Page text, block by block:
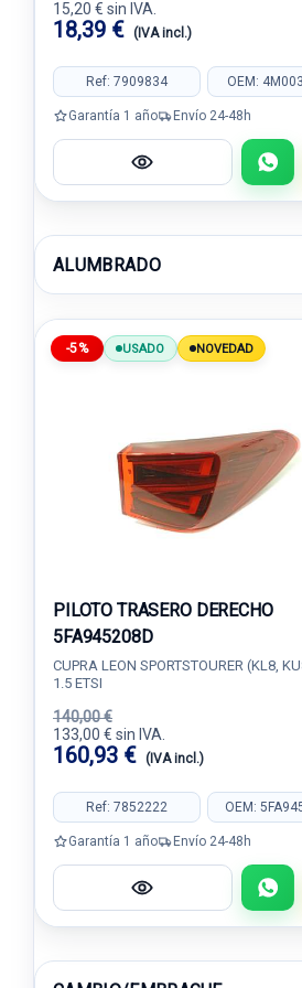
15,20 € sin IVA.
18,39 € (IVA incl.)
Ref: 7909834 OEM:
Garantía 1 año Envío 24-48h
ALUMBRADO
-5% USADO NOVEDAD
PILOTO TRASERO DERECHO
5FA945208D
CUPRA LEON SPORTSTOURER (KL8,
1.5 ETSI
140,00 €
133,00 € sin IVA.
160,93 € (IVA incl.)
Ref: 7852222 OEM:
Garantía 1 año Envío 24-48h